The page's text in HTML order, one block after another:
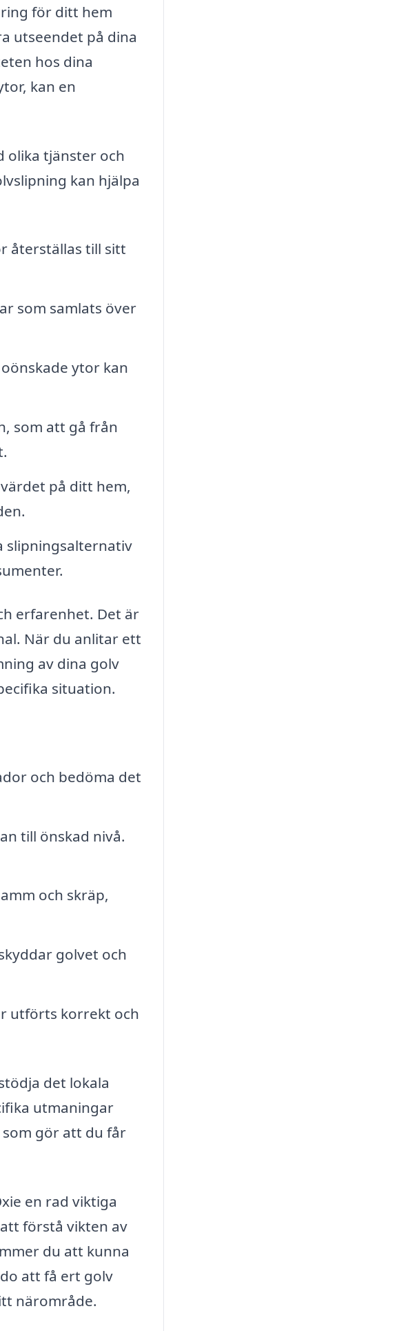
för ditt hem
utseendet på dina
hos dina
kan en
olika tjänster och
kan hjälpa
återställas till sitt
som samlats över
ytor kan
som att gå från
på ditt hem,
slipningsalternativ
erfarenhet. Det är
När du anlitar ett
av dina golv
situation.
och bedöma det
till önskad nivå.
och skräp,
golvet och
utförts korrekt och
det lokala
utmaningar
gör att du får
en rad viktiga
förstå vikten av
du att kunna
att få ert golv
närområde.